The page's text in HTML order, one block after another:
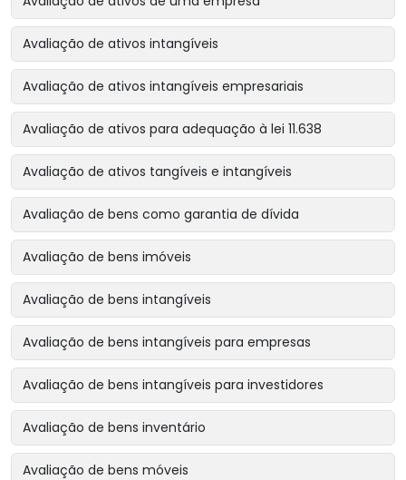
Avaliação de ativos intangíveis
Avaliação de ativos intangíveis empresariais
Avaliação de ativos para adequação à lei 11.638
Avaliação de ativos tangíveis e intangíveis
Avaliação de bens como garantia de dívida
Avaliação de bens imóveis
Avaliação de bens intangíveis
Avaliação de bens intangíveis para empresas
Avaliação de bens intangíveis para investidores
Avaliação de bens inventário
Avaliação de bens móveis